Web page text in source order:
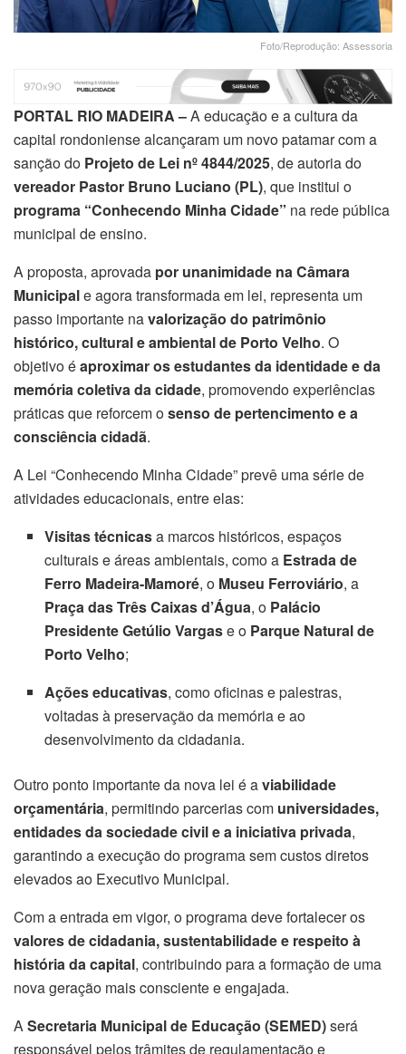
Foto/Reprodução: Assessoria
PORTAL RIO MADEIRA –A educação e a cultura da
capital rondoniense alcançaram um novo patamar com a
sanção do Projeto de Lei nº 4844/2025, de autoria do
vereador Pastor Bruno Luciano (PL), que institui o
programa “Conhecendo Minha Cidade” na rede pública
municipal de ensino.
A proposta, aprovada por unanimidade na Câmara
Municipale agora transformada em lei, representa um
passo importante navalorização do patrimônio
histórico, cultural e ambiental de Porto Velho. O
objetivo éaproximar os estudantes da identidade e da
memória coletiva da cidade, promovendo experiências
práticas que reforcem osenso de pertencimento e a
consciência cidadã.
A Lei “Conhecendo Minha Cidade” prevê uma série de
atividades educacionais, entre elas:
Visitas técnicasa marcos históricos, espaços
culturais e áreas ambientais, como a Estrada de
Ferro Madeira-Mamoré, o Museu Ferroviário, a
Praça das Três Caixas d’Água, o Palácio
Presidente Getúlio Vargase o Parque Natural de
Porto Velho;
Ações educativas, como oficinas e palestras,
voltadas à preservação da memória e ao
desenvolvimento da cidadania.
Outro ponto importante da nova lei é aviabilidade
orçamentária, permitindo parcerias com universidades,
entidades da sociedade civil e a iniciativa privada,
garantindo a execução do programa sem custos diretos
elevados ao Executivo Municipal.
Com a entrada em vigor, o programa deve fortalecer os
valores de cidadania, sustentabilidade e respeito à
história da capital, contribuindo para a formação de uma
nova geração mais consciente e engajada.
ASecretaria Municipal de Educação (SEMED)será
responsável pelos trâmites de regulamentação e